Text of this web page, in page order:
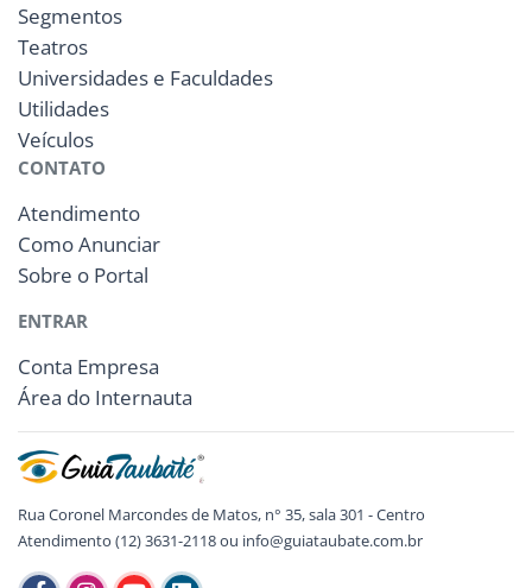
Segmentos
Teatros
Universidades e Faculdades
Utilidades
Veículos
CONTATO
Atendimento
Como Anunciar
Sobre o Portal
ENTRAR
Conta Empresa
Área do Internauta
Rua Coronel Marcondes de Matos, n° 35, sala 301 - Centro
Atendimento (12) 3631-2118 ou info@guiataubate.com.br